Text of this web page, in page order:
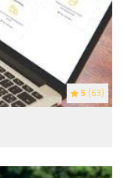
5 (63)